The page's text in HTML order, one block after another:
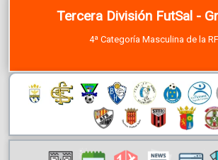
Tercera División FutSal -
4ª Categoría Masculina de la